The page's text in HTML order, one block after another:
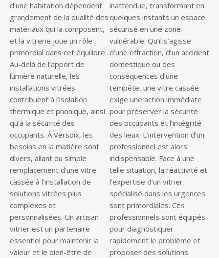
d’une habitation dépendent
grandement de la qualité des
matériaux qui la composent,
et la vitrerie joue un rôle
primordial dans cet équilibre.
Au-delà de l’apport de
lumière naturelle, les
installations vitrées
contribuent à l’isolation
thermique et phonique, ainsi
qu’à la sécurité des
occupants. À Versoix, les
besoins en la matière sont
divers, allant du simple
remplacement d’une vitre
cassée à l’installation de
solutions vitrées plus
complexes et
personnalisées. Un artisan
vitrier est un partenaire
essentiel pour maintenir la
valeur et le bien-être de
inattendue, transformant en
quelques instants un espace
sécurisé en une zone
vulnérable. Qu’il s’agisse
d’une effraction, d’un accident
domestique ou des
conséquences d’une
tempête, une vitre cassée
exige une action immédiate
pour préserver la sécurité
des occupants et l’intégrité
des lieux. L’intervention d’un
professionnel est alors
indispensable. Face à une
telle situation, la réactivité et
l’expertise d’un vitrier
spécialisé dans les urgences
sont primordiales. Ces
professionnels sont équipés
pour diagnostiquer
rapidement le problème et
proposer des solutions